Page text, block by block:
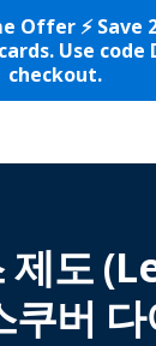
Offer ⚡️ Save
Use code
checkout.
제도
버 다